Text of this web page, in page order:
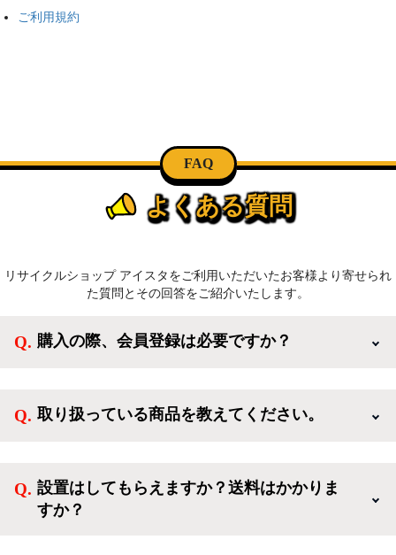
ご利用規約
FAQ
よくある質問
リサイクルショップ アイスタをご利用いただいたお客様より寄せられ
た質問とその回答をご紹介いたします。
購入の際、会員登録は必要ですか？
方、登録しなくてもカートに商品を入れた後、ログイ
取り扱っている商品を教えてください。
活を応援するような家電セットから、季節・空調家
電、調理家電、生活家電まで、幅広く中古家電を取り
設置はしてもらえますか？送料はかかりま
すか？